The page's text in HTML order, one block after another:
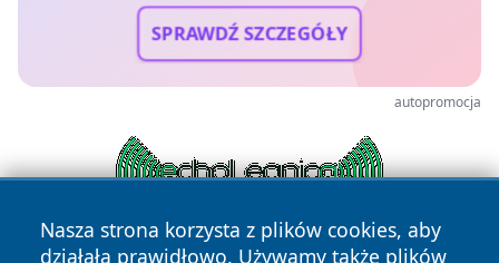
SPRAWDŹ SZCZEGÓŁY
autopromocja
Nasza strona korzysta z plików cookies, aby
działała prawidłowo. Używamy także plików